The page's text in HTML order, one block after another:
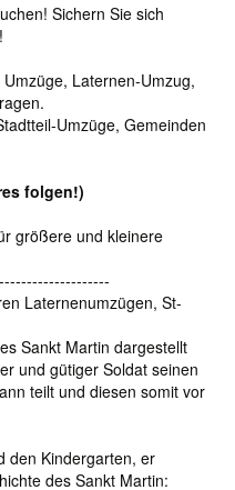
Sichern Sie sich
Laternen-Umzug,
Umzüge, Gemeinden
folgen!)
größere und kleinere
Laternenumzügen, St-
Sankt Martin dargestellt
und gütiger Soldat seinen
teilt und diesen somit vor
den Kindergarten, er
des Sankt Martin: